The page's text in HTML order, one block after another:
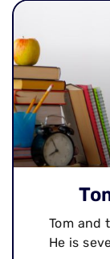
Tom and
He is